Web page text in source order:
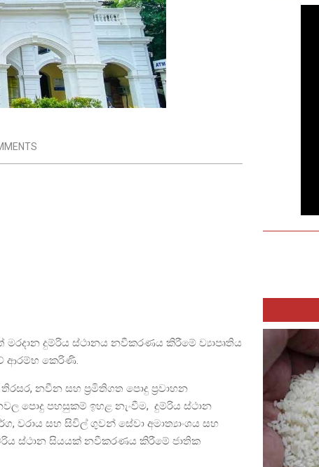
මරදාන දුම්රිය ස්ථානය නවීකරණය කිරීමේ ව්‍යාපෘතිය
ආරම්භ කෙරිණි.
නවීන සහ ප්‍රමිතිගත පොදු ප්‍රවාහන
පොදු පහසුකම් ඉහළ නැංවීම, දුම්රිය ස්ථාන
වරාය සහ සිවිල් ගුවන් සේවා අමාත්‍යාංශය සහ
ස්ථාන සියයක් නවීකරණය කිරීමේ ජාතික